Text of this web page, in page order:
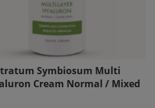
Symbiosum Multi
Cream Normal / Mixed